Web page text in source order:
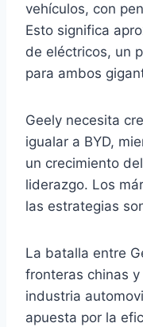
vehículos, con
Esto significa
de eléctricos, un
para ambos
Geely necesita
igualar a BYD,
un crecimiento
liderazgo. Los
las estrategias
La batalla entre
fronteras chinas
industria
apuesta por la